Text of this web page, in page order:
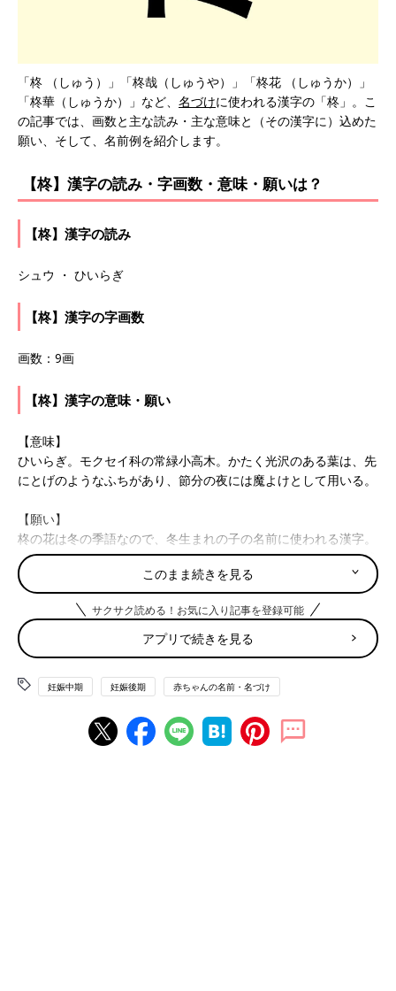
「柊 （しゅう）」「柊哉（しゅうや）」「柊花 （しゅうか）」
「柊華（しゅうか）」など、 名づけに使われる漢字の「柊」。こ
の記事では、画数と主な読み・主な意味と（その漢字に）込めた
願い、そして、名前例を紹介します。
【柊】漢字の読み・字画数・意味・願いは？
【柊】漢字の読み
シュウ ・ ひいらぎ
【柊】漢字の字画数
画数：9画
【柊】漢字の意味・願い
【意味】
ひいらぎ。モクセイ科の常緑小高木。かたく光沢のある葉は、先
にとげのようなふちがあり、節分の夜には魔よけとして用いる。
【願い】
柊の花は冬の季語なので、冬生まれの子の名前に使われる漢字。
柊にあやかって、いつまでも強く優しく、健やかにすくすくと成
長することを願って。
たまひよの「名づけ博士」
このまま続きを見る
サクサク読める！お気に入り記事を登録可能
アプリで続きを見る
妊娠中期 妊娠後期 赤ちゃんの名前・名づけ